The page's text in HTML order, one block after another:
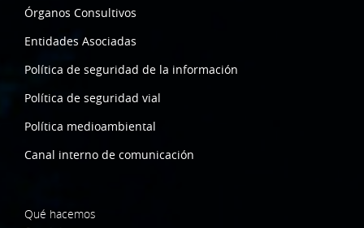
Órganos Consultivos
Entidades Asociadas
Política de seguridad de la información
Política de seguridad vial
Política medioambiental
Canal interno de comunicación
Qué hacemos